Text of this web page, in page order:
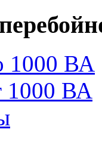
1000 ВА
1000 ВА